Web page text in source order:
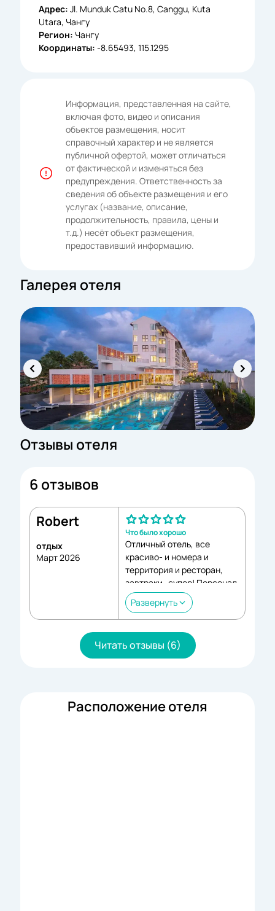
Адрес: Jl. Munduk Catu No.8, Canggu, Kuta
Utara, Чангу
Регион: Чангу
Координаты: -8.65493, 115.1295
Информация, представленная на сайте,
включая фото, видео и описания
объектов размещения, носит
справочный характер и не является
публичной офертой, может отличаться
от фактической и изменяться без
предупреждения. Ответственность за
сведения об объекте размещения и его
услугах (название, описание,
продолжительность, правила, цены и
т.д.) несёт объект размещения,
предоставивший информацию.
Галерея отеля
Отзывы отеля
6 отзывов
Robert
отдых
Март 2026
Что было хорошо
Отличный отель, все
красиво- и номера и
территория и ресторан,
завтраки -супер! Персонал
очень приятный! В
восторге от проживания!
Развернуть
Читать отзывы (6)
Расположение отеля